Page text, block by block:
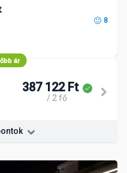
8
ár
387 122 Ft
/ 2 fő